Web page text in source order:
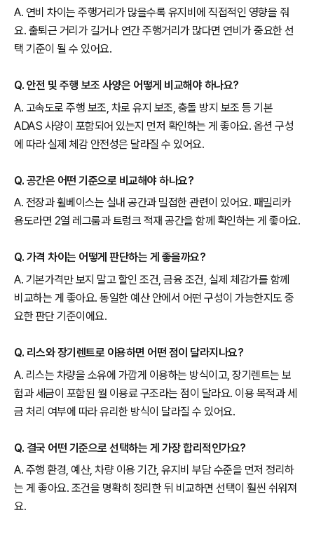
A. 연비 차이는 주행거리가 많을수록 유지비에 직접적인 영향을 줘
요. 출퇴근 거리가 길거나 연간 주행거리가 많다면 연비가 중요한 선
택 기준이 될 수 있어요.
Q. 안전 및 주행 보조 사양은 어떻게 비교해야 하나요?
A. 고속도로 주행 보조, 차로 유지 보조, 충돌 방지 보조 등 기본
ADAS 사양이 포함되어 있는지 먼저 확인하는 게 좋아요. 옵션 구성
에 따라 실제 체감 안전성은 달라질 수 있어요.
Q. 공간은 어떤 기준으로 비교해야 하나요?
A. 전장과 휠베이스는 실내 공간과 밀접한 관련이 있어요. 패밀리카
용도라면 2열 레그룸과 트렁크 적재 공간을 함께 확인하는 게 좋아요.
Q. 가격 차이는 어떻게 판단하는 게 좋을까요?
A. 기본가격만 보지 말고 할인 조건, 금융 조건, 실제 체감가를 함께
비교하는 게 좋아요. 동일한 예산 안에서 어떤 구성이 가능한지도 중
요한 판단 기준이에요.
Q. 리스와 장기렌트로 이용하면 어떤 점이 달라지나요?
A. 리스는 차량을 소유에 가깝게 이용하는 방식이고, 장기렌트는 보
험과 세금이 포함된 월 이용료 구조라는 점이 달라요. 이용 목적과 세
금 처리 여부에 따라 유리한 방식이 달라질 수 있어요.
Q. 결국 어떤 기준으로 선택하는 게 가장 합리적인가요?
A. 주행 환경, 예산, 차량 이용 기간, 유지비 부담 수준을 먼저 정리하
는 게 좋아요. 조건을 명확히 정리한 뒤 비교하면 선택이 훨씬 쉬워져
요.